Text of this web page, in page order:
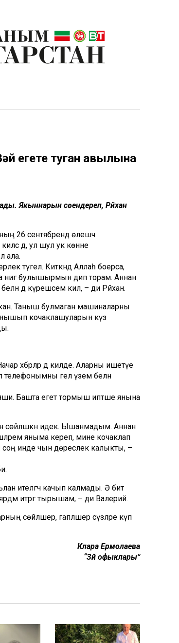
егете туган авылына
Якыннарын сөендереп, Рәйхан
26 сентябрендә өлешчә
дә, ул шул ук көнне
ала.
түгел. Киткәндә Аллаһ боерса,
әнигә булышырмын дип торам. Аннан
дә күрешәсем килә, – ди Рәйхан.
Таныш булмаган машиналарны
кочаклашуларын күз
хәбәрләр дә килде. Аларны ишетүе
гел үзем белән
яши. Башта егет тормыш иптәше янына
сөйләшкән идек. Ышанмадым. Аннан
яныма кереп, мине кочаклап
соң инде чын дөреслек калыкты, –
ителгәч качып калмады. Ә бит
итәргә тырышам, – ди Валерий.
сөйләшер, гапләшер сүзләре күп
Клара Ермолаева
“Зәй офыклары”